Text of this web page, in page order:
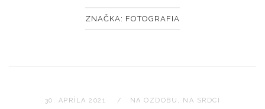
ZNAČKA: FOTOGRAFIA
30. APRÍLA 2021 NA OZDOBU , NA SRDCI